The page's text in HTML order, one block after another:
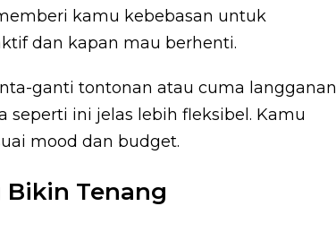
kamu kebebasan untuk
dan kapan mau berhenti.
ganti tontonan atau cuma langganan
seperti ini jelas lebih fleksibel. Kamu
mood dan budget.
Bikin Tenang